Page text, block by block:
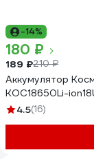
-14%
180 ₽
189 ₽210 ₽
Аккумулятор
KOC18650Li-
4.5(16)